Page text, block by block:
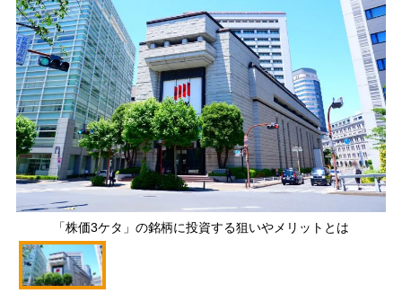
「株価3ケタ」の銘柄に投資する狙いやメリットとは